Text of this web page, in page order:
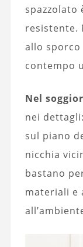
spazzolato
resistente.
allo sporco
contempo
Nel
nei
sul piano
nicchia
bastano
materiali e